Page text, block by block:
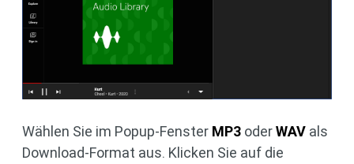
Wählen Sie im Popup-Fenster MP3 oderWAV als
Download-Format aus. Klicken Sie auf die